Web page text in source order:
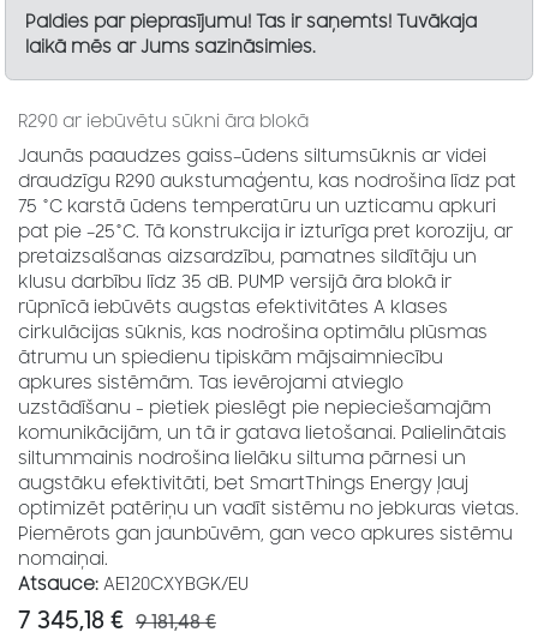
Paldies par pieprasījumu! Tas ir saņemts! Tuvākaja
laikā mēs ar Jums sazināsimies.
R290 ar iebūvētu sūkni āra blokā
Jaunās paaudzes gaiss–ūdens siltumsūknis ar videi
draudzīgu R290 aukstumaģentu, kas nodrošina līdz pat
75 °C karstā ūdens temperatūru un uzticamu apkuri
pat pie –25°C. Tā konstrukcija ir izturīga pret koroziju, ar
pretaizsalšanas aizsardzību, pamatnes sildītāju un
klusu darbību līdz 35 dB. PUMP versijā āra blokā ir
rūpnīcā iebūvēts augstas efektivitātes A klases
cirkulācijas sūknis, kas nodrošina optimālu plūsmas
ātrumu un spiedienu tipiskām mājsaimniecību
apkures sistēmām. Tas ievērojami atvieglo
uzstādīšanu - pietiek pieslēgt pie nepieciešamajām
komunikācijām, un tā ir gatava lietošanai. Palielinātais
siltummainis nodrošina lielāku siltuma pārnesi un
augstāku efektivitāti, bet SmartThings Energy ļauj
optimizēt patēriņu un vadīt sistēmu no jebkuras vietas.
Piemērots gan jaunbūvēm, gan veco apkures sistēmu
nomaiņai.
Atsauce: AE120CXYBGK/EU
7 345,18 € 9 181,48€